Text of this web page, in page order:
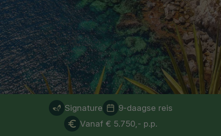
Signature
9-daagse reis
Vanaf € 5.750,- p.p.